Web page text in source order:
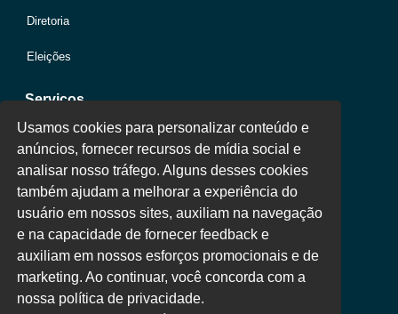
Diretoria
Eleições
Serviços
Jurídico
Oportunidades
Clube de Vantagens
Área Colaborador
Usamos cookies para personalizar conteúdo e
anúncios, fornecer recursos de mídia social e
analisar nosso tráfego. Alguns desses cookies
também ajudam a melhorar a experiência do
usuário em nossos sites, auxiliam na navegação
e na capacidade de fornecer feedback e
auxiliam em nossos esforços promocionais e de
marketing. Ao continuar, você concorda com a
nossa política de privacidade.